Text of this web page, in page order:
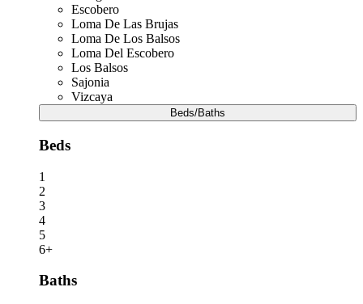
Escobero
Loma De Las Brujas
Loma De Los Balsos
Loma Del Escobero
Los Balsos
Sajonia
Vizcaya
Beds/Baths
Beds
1
2
3
4
5
6+
Baths